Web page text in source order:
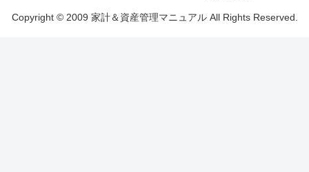
Copyright © 2009 家計＆資産管理マニュアル All Rights Reserved.